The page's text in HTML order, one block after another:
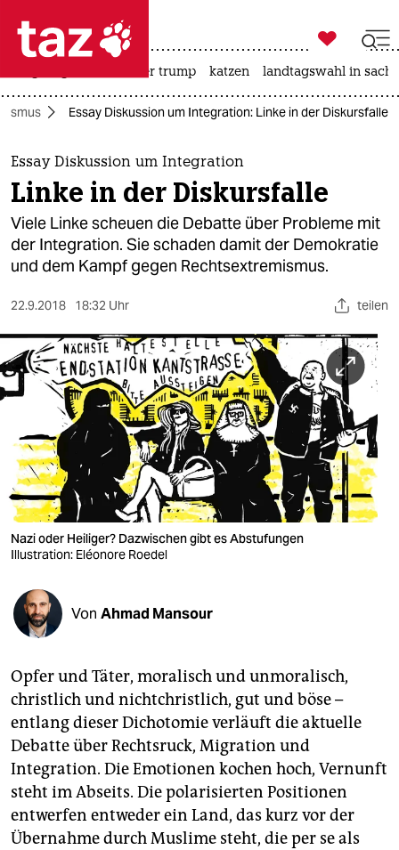
 taz zahl ich
taz zahl ich
themen
politik
öko
gesellschaft
sport
berlin
nord
wahrheit
verlag
verlag
veranstaltungen
shop
unterstützen
abo
genossenschaft
epaper login

taz zahl ich
usa unter trump katzen landtagswahl in
Essay Diskussion um Integration: Linke in der Diskursfalle
Essay Diskussion um Integration
Linke in der Diskursfalle
Viele Linke scheuen die Debatte über Probleme mit
der Integration. Sie schaden damit der Demokratie
und dem Kampf gegen Rechtsextremismus.
22.9.2018 18:32 Uhr teilen
Nazi oder Heiliger? Dazwischen gibt es Abstufungen
Illustration: Eléonore Roedel
Von Ahmad Mansour
Opfer und Täter, moralisch und unmoralisch,
christlich und nichtchristlich, gut und böse –
entlang dieser Dichotomie verläuft die aktuelle
Debatte über Rechtsruck, Migration und
Integration. Die Emotionen kochen hoch, Vernunft
steht im Abseits. Die polarisierten Positionen
entwerfen entweder ein Land, das kurz vor der
Übernahme durch Muslime steht, die per se als